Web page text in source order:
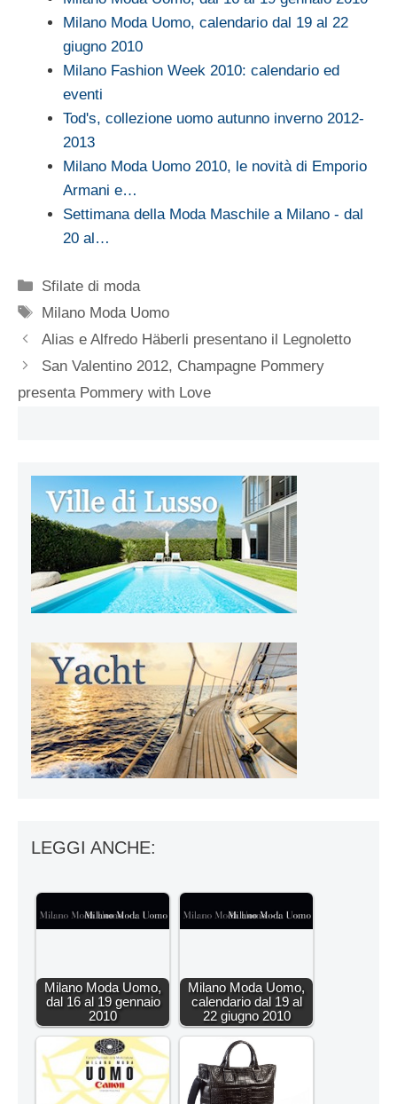
Milano Moda Uomo, calendario dal 19 al 22
giugno 2010
Milano Fashion Week 2010: calendario ed
eventi
Tod's, collezione uomo autunno inverno 2012-
2013
Milano Moda Uomo 2010, le novità di Emporio
Armani e…
Settimana della Moda Maschile a Milano - dal
20 al…
Categorie
Sfilate di moda
Tag
Milano Moda Uomo
Alias e Alfredo Häberli presentano il Legnoletto
San Valentino 2012, Champagne Pommery
presenta Pommery with Love
LEGGI ANCHE:
Milano Moda Uomo,
dal 16 al 19 gennaio
2010
Milano Moda Uomo,
calendario dal 19 al
22 giugno 2010